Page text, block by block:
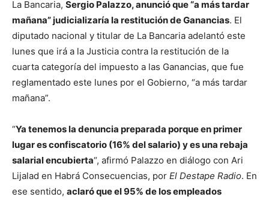
La Bancaria, Sergio Palazzo, anunció que “a más tardar
mañana” judicializaría la restitución de Ganancias. El
diputado nacional y titular de La Bancaria adelantó este
lunes que irá a la Justicia contra la restitución de la
cuarta categoría del impuesto a las Ganancias, que fue
reglamentado este lunes por el Gobierno, “a más tardar
mañana”.
“Ya tenemos la denuncia preparada porque en primer
lugar es confiscatorio (16% del salario) y es una rebaja
salarial encubierta“, afirmó Palazzo en diálogo con Ari
Lijalad en Habrá Consecuencias, por El Destape Radio. En
ese sentido, aclaró que el 95% de los empleados